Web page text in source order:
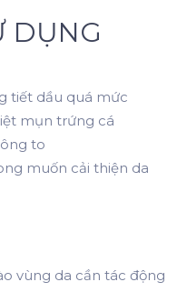
DỤNG
tiết dầu quá mức
mụn trứng cá
to
muốn cải thiện da
vùng da cần tác động